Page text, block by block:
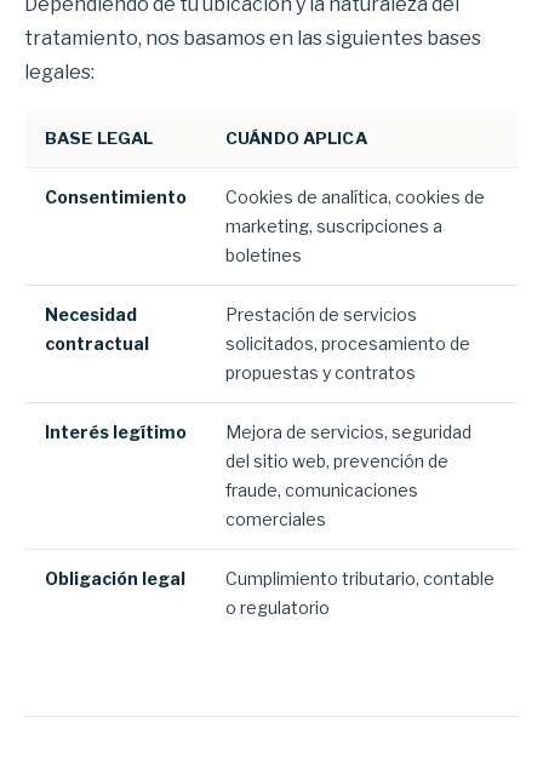
tratamiento, nos basamos en las siguientes bases
legales:
BASE LEGAL CUÁNDO APLICA
Consentimiento
Cookies de analítica, cookies de
marketing, suscripciones a
boletines
Necesidad
contractual
Prestación de servicios
solicitados, procesamiento de
propuestas y contratos
Interés legítimo
Mejora de servicios, seguridad
del sitio web, prevención de
fraude, comunicaciones
comerciales
Obligación legal
Cumplimiento tributario, contable
o regulatorio